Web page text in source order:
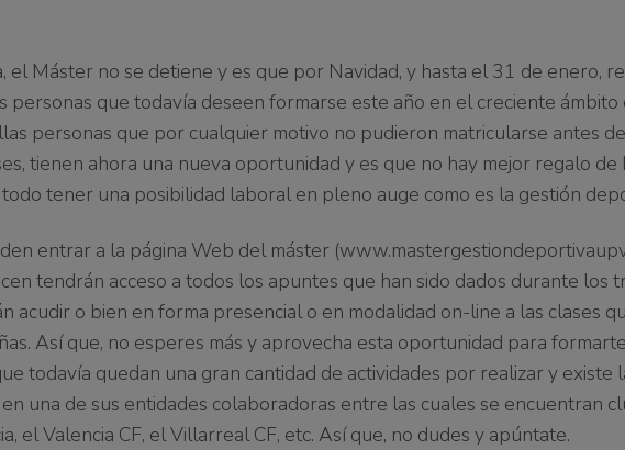
el Máster no se detiene y es que por Navidad, y hasta el 31 de enero,
personas que todavía deseen formarse este año en el creciente ámbito
personas que por cualquier motivo no pudieron matricularse antes
tienen ahora una nueva oportunidad y es que no hay mejor regalo de
tener una posibilidad laboral en pleno auge como es la gestión
entrar a la página Web del máster
tendrán acceso a todos los apuntes que han sido dados durante los
acudir o bien en forma presencial o en modalidad on-line a las clases
Así que, no esperes más y aprovecha esta oportunidad para
todavía quedan una gran cantidad de actividades por realizar y existe
una de sus entidades colaboradoras entre las cuales se encuentran
el Valencia CF, el Villarreal CF, etc. Así que, no dudes y apúntate.